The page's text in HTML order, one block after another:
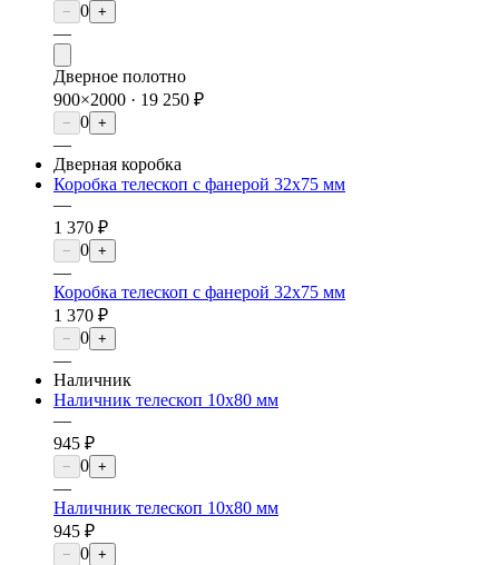
− 0 +
—
Дверное полотно
900×2000 · 19 250 ₽
− 0 +
—
Дверная коробка
Коробка телескоп с фанерой 32х75 мм
—
1 370 ₽
− 0 +
—
Коробка телескоп с фанерой 32х75 мм
1 370 ₽
− 0 +
—
Наличник
Наличник телескоп 10х80 мм
—
945 ₽
− 0 +
—
Наличник телескоп 10х80 мм
945 ₽
− 0 +